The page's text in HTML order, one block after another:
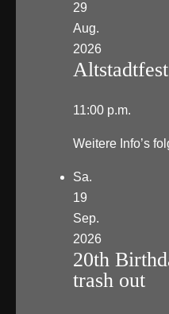
29
Aug.
2026
11:00 p.m.
Weitere Info’s
Sa.
19
Sep.
2026
20th
trash out